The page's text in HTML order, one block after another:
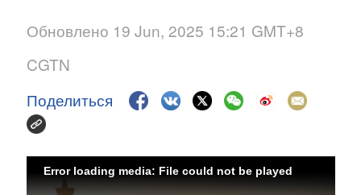
Обновлено 19 Jun, 2025 15:21 GMT+8
CGTN
Поделиться
Error loading media: File could not be played